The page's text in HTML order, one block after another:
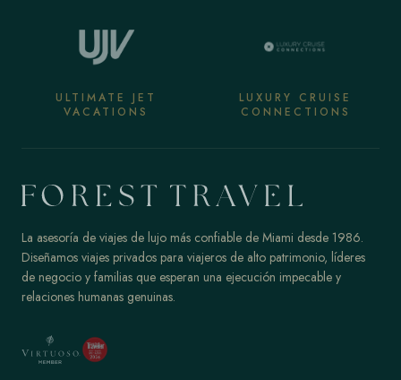
ULTIMATE JET
VACATIONS
LUXURY CRUISE
CONNECTIONS
La asesoría de viajes de lujo más confiable de Miami desde 1986.
Diseñamos viajes privados para viajeros de alto patrimonio, líderes
de negocio y familias que esperan una ejecución impecable y
relaciones humanas genuinas.